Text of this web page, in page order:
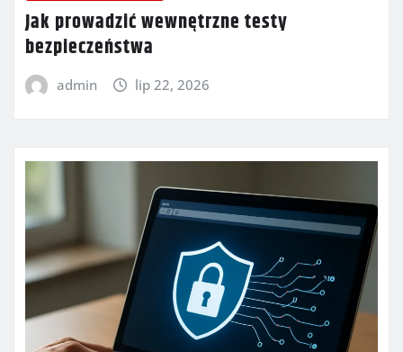
Jak prowadzić wewnętrzne testy
bezpieczeństwa
admin lip 22, 2026